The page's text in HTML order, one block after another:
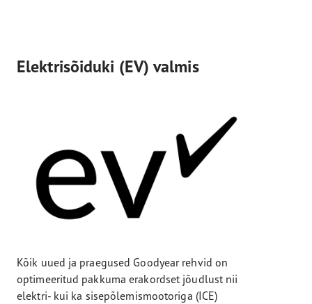
Elektrisõiduki (EV) valmis
Kõik uued ja praegused Goodyear rehvid on
optimeeritud pakkuma erakordset jõudlust nii
elektri- kui ka sisepõlemismootoriga (ICE)